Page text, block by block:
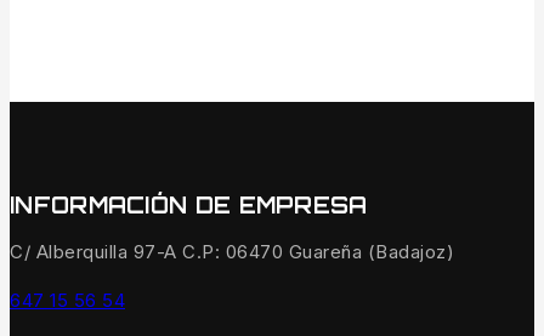
INFORMACIÓN DE EMPRESA
C/ Alberquilla 97-A C.P: 06470 Guareña (Badajoz)
647 15 56 54